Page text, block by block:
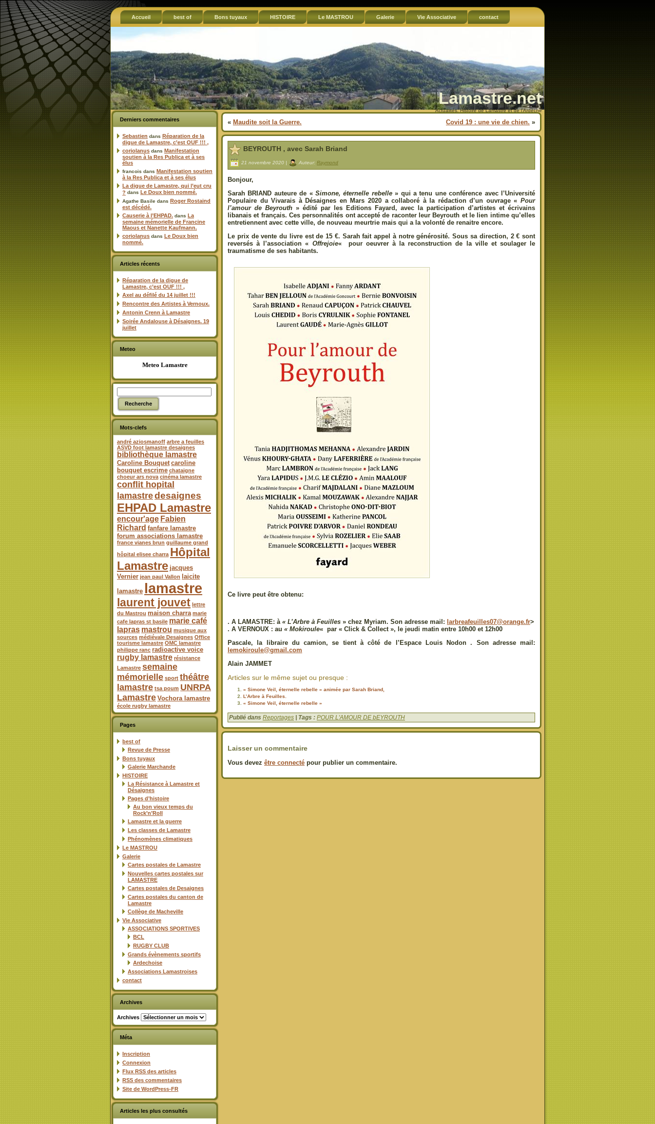
Accueil best of Bons tuyaux HISTOIRE Le MASTROU Galerie Vie Associative contact
Lamastre.net
Actualités, Histoire de Lamastre et de l'Ardèche
Derniers commentaires
Sebastien dans Réparation de la
digue de Lamastre, c’est OUF !!! ,
coriolanus dans Manifestation
soutien à la Res Publica et à ses
élus
francois dans Manifestation soutien
à la Res Publica et à ses élus
La digue de Lamastre, qui l’eut cru
? dans Le Doux bien nommé.
Agathe Basile dans Roger Rostaind
est décédé.
Causerie à l’EHPAD. dans La
semaine mémorielle de Francine
Maous et Nanette Kaufmann.
coriolanus dans Le Doux bien
nommé.
Articles récents
Réparation de la digue de
Lamastre, c’est OUF !!! ,
Axel au défilé du 14 juillet !!!
Rencontre des Artistes à Vernoux.
Antonin Crenn à Lamastre
Soirée Andalouse à Désaignes. 19
juillet
Meteo
Meteo Lamastre
Mots-clefs
andré aziosmanoff arbre a feuilles
ASVD foot lamastre desaignes
bibliothèque lamastre
Caroline Bouquet caroline
bouquet escrime chataigne
choeur ars nova cinéma lamastre
conflit hopital
lamastredesaignes
EHPAD Lamastre
encour'age Fabien
Richard fanfare lamastre
forum associations lamastre
france vianes brun guillaume grand
hôpital elisee charra Hôpital
Lamastre jacques
Vernier jean paul Vallon
laicite
lamastre lamastre
laurent jouvet lettre
du Mastrou maison charra marie
cafe lapras st basile marie café
lapras mastrou musique aux
sources médiévale Desaignes Office
tourisme lamastre OMC lamastre
philippe ranc radioactive voice
rugby lamastre résistance
Lamastre semaine
mémorielle sport théâtre
lamastre tsa poum UNRPA
Lamastre Vochora lamastre
école rugby lamastre
Pages
best of
Revue de Presse
Bons tuyaux
Galerie Marchande
HISTOIRE
La Résistance à Lamastre et
Désaignes
Pages d’histoire
Au bon vieux temps du
Rock’n’Roll
Lamastre et la guerre
Les classes de Lamastre
Phénomènes climatiques
Le MASTROU
Galerie
Cartes postales de Lamastre
Nouvelles cartes postales sur
LAMASTRE
Cartes postales de Desaignes
Cartes postales du canton de
Lamastre
Collège de Macheville
Vie Associative
ASSOCIATIONS SPORTIVES
BCL
RUGBY CLUB
Grands évènements sportifs
Ardechoise
Associations Lamastroises
contact
Archives
Archives
Méta
Inscription
Connexion
Flux RSS des articles
RSS des commentaires
Site de WordPress-FR
Articles les plus consultés
« Maudite soit la Guerre. Covid 19 : une vie de chien. »
BEYROUTH , avec Sarah Briand
21 novembre 2020 | Auteur: Raymond
Bonjour,
Sarah BRIAND auteure de «Simone, éternelle rebelle» qui a tenu une conférence avec l’Université
Populaire du Vivarais à Désaignes en Mars 2020 a collaboré à la rédaction d’un ouvrage « Pour
l’amour de Beyrouth » édité par les Editions Fayard, avec la participation d’artistes et écrivains
libanais et français. Ces personnalités ont accepté de raconter leur Beyrouth et le lien intime qu’elles
entretiennent avec cette ville, de nouveau meurtrie mais qui a la volonté de renaitre encore.
Le prix de vente du livre est de 15 €. Sarah fait appel à notre générosité. Sous sa direction, 2 € sont
reversés à l’association « Offrejoie«
pour oeuvrer à la reconstruction de la ville et soulager le
traumatisme de ses habitants.
Ce livre peut être obtenu:
. A LAMASTRE: à « L’Arbre à Feuilles » chez Myriam. Son adresse mail: larbreafeuilles07@orange.fr>
. A VERNOUX : au « Mokiroule« par « Click & Collect », le jeudi matin entre 10h00 et 12h00
Pascale, la libraire du camion, se tient à côté de l’Espace Louis Nodon . Son adresse mail:
lemokiroule@gmail.com
Alain JAMMET
Articles sur le même sujet ou presque :
« Simone Veil, éternelle rebelle » animée par Sarah Briand,
L’Arbre à Feuilles.
« Simone Veil, éternelle rebelle »
Publié dans Reportages | Tags : POUR L'AMOUR DE bEYROUTH
Laisser un commentaire
Vous devez être connecté pour publier un commentaire.